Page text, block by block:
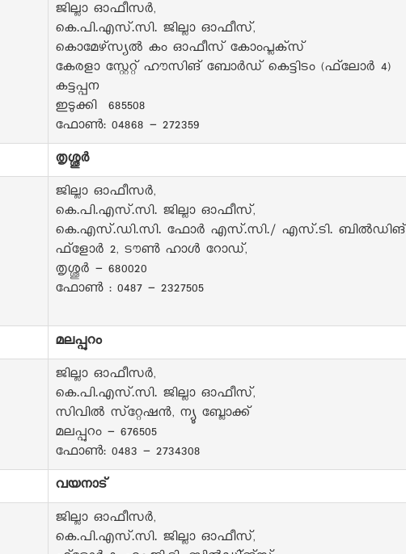
ജില്ലാ ഓഫീസർ,
കെ.പി.എസ്.സി. ജില്ലാ ഓഫീസ്,
കൊമേഴ്‌സ്യൽ കം ഓഫീസ് കോംപ്ലക്‌സ്
കേരളാ സ്റ്റേറ്റ് ഹൗസിങ് ബോർഡ് കെട്ടിടം (ഫ്‌ലോർ 4)
കട്ടപ്പന
ഇടുക്കി 685508
ഫോൺ: 04868 - 272359
തൃശ്ശൂർ
ജില്ലാ ഓഫീസർ,
കെ.പി.എസ്.സി. ജില്ലാ ഓഫീസ്,
കെ.എസ്.ഡി.സി. ഫോർ എസ്.സി./ എസ്.ടി. ബിൽഡിങ്
ഫ്‌ളോർ 2, ടൗൺ ഹാൾ റോഡ്,
തൃശ്ശൂർ - 680020
ഫോൺ : 0487 - 2327505
മലപ്പുറം
ജില്ലാ ഓഫീസർ,
കെ.പി.എസ്.സി. ജില്ലാ ഓഫീസ്,
സിവിൽ സ്‌റ്റേഷൻ, ന്യൂ ബ്ലോക്ക്
മലപ്പുറം - 676505
ഫോൺ: 0483 - 2734308
വയനാട്
ജില്ലാ ഓഫീസർ,
കെ.പി.എസ്.സി. ജില്ലാ ഓഫീസ്,